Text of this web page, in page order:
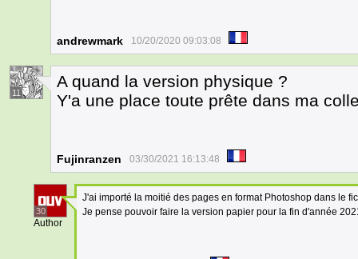
andrewmark 10/20/2020 09:03:08
11
A quand la version physique ?
Y'a une place toute prête dans ma
Fujinranzen 03/30/2021 16:13:48
30
Author
J'ai importé la moitié des pages en format Photoshop dans le
Je pense pouvoir faire la version papier pour la fin d'année